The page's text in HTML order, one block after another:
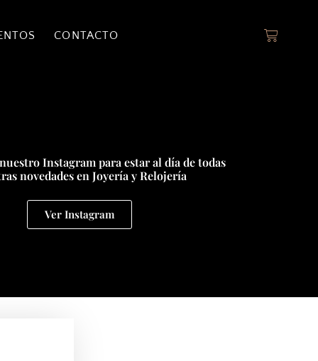
CONTACTO
Instagram para estar al día de todas
novedades en Joyería y Relojería
Ver Instagram